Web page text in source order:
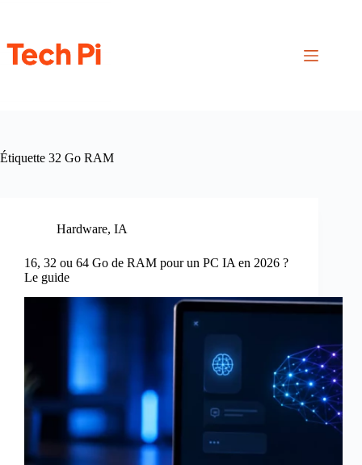
Étiquette 32 Go RAM
Hardware, IA
16, 32 ou 64 Go de RAM pour un PC IA en 2026 ?
Le guide